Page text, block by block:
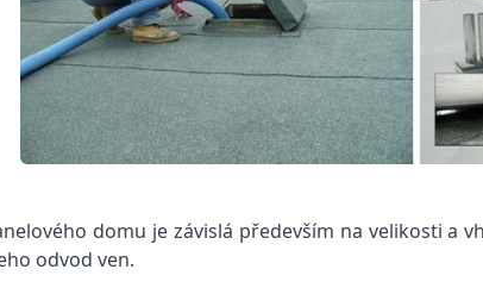
domu je závislá především na velikosti
odvod ven.